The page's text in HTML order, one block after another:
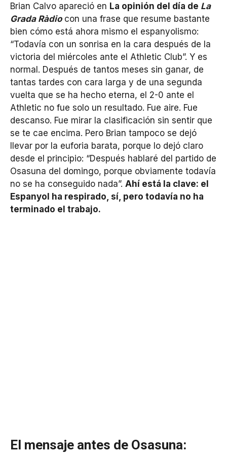
Brian Calvo apareció en La opinión del día de La
Grada Ràdiocon una frase que resume bastante
bien cómo está ahora mismo el espanyolismo:
“Todavía con un sonrisa en la cara después de la
victoria del miércoles ante el Athletic Club”. Y es
normal. Después de tantos meses sin ganar, de
tantas tardes con cara larga y de una segunda
vuelta que se ha hecho eterna, el 2-0 ante el
Athletic no fue solo un resultado. Fue aire. Fue
descanso. Fue mirar la clasificación sin sentir que
se te cae encima. Pero Brian tampoco se dejó
llevar por la euforia barata, porque lo dejó claro
desde el principio: “Después hablaré del partido de
Osasuna del domingo, porque obviamente todavía
no se ha conseguido nada”. Ahí está la clave: el
Espanyol ha respirado, sí, pero todavía no ha
terminado el trabajo.
El mensaje antes de Osasuna: